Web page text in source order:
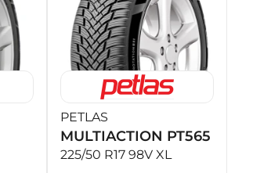
PETLAS
MULTIACTION PT565
225/50 R17 98V XL